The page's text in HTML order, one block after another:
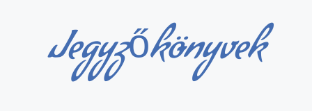
Jegyzőkönyvek